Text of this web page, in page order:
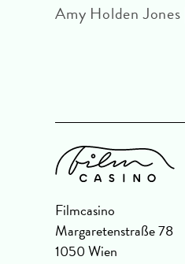
Amy Holden
Filmcasino
Margaretenstraße 78
1050 Wien